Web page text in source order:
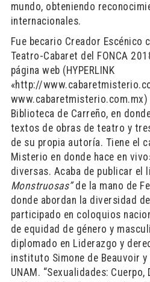
mundo, obteniendo
internacionales.
Fue becario Creador Escénico
Teatro-Cabaret del FONCA
página web (HYPERLINK
«http://
Biblioteca de Carreño, en
textos de obras de teatro y
de su propia autoría. Tiene el
Misterio en donde hace en
diversas. Acaba de publicar el
Monstruosas”de la mano de
donde abordan la diversidad
participado en coloquios
de equidad de género y
diplomado en Liderazgo y
instituto Simone de Beauvoir y
UNAM. “Sexualidades: